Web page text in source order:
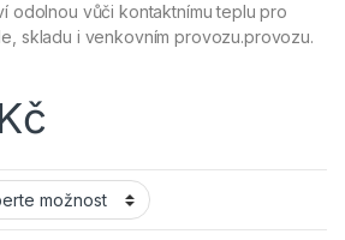
odolnou vůči kontaktnímu teplu pro
skladu i venkovním provozu.provozu.
Kč